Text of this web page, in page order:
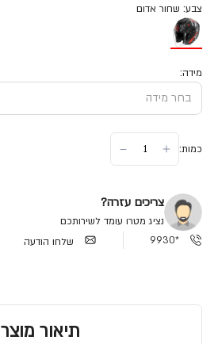
צבע: שחור אדום
מידה:
כמות:
צריכים עזרה?
נציג מטרו עומד לשירותכם
*9930
שלחו הודעה
תיאור מוצר